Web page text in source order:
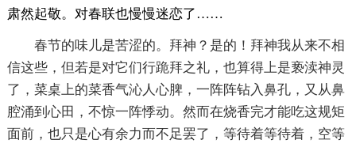
肃然起敬。对春联也慢慢迷恋了……
春节的味儿是苦涩的。拜神？是的！拜神我从来不相
信这些，但若是对它们行跪拜之礼，也算得上是亵渎神灵
了，菜桌上的菜香气沁人心脾，一阵阵钻入鼻孔，又从鼻
腔涌到心田，不惊一阵悸动。然而在烧香完才能吃这规矩
面前，也只是心有余力而不足罢了，等待着等待着，空等